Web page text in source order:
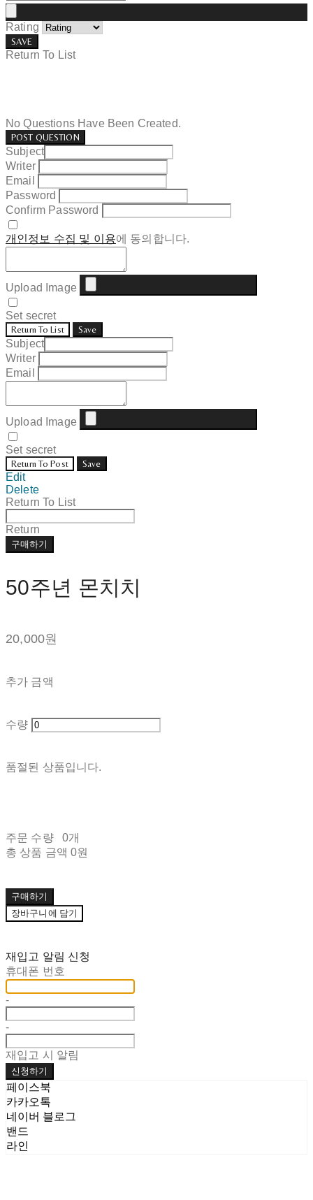
Rating
SAVE
Return To List
No Questions Have Been Created.
POST QUESTION
Subject
Writer
Email
Password
Confirm Password
개인정보 수집 및 이용에 동의합니다.
Upload Image
Set secret
Return To List Save
Subject
Writer
Email
Upload Image
Set secret
Return To Post Save
Edit
Delete
Return To List
Return
구매하기
50주년 몬치치
20,000원
추가 금액
수량
품절된 상품입니다.
주문 수량
0개
총 상품 금액 0원
구매하기
장바구니에 담기
재입고 알림 신청
휴대폰 번호
-
-
재입고 시 알림
신청하기
페이스북
카카오톡
네이버 블로그
밴드
라인